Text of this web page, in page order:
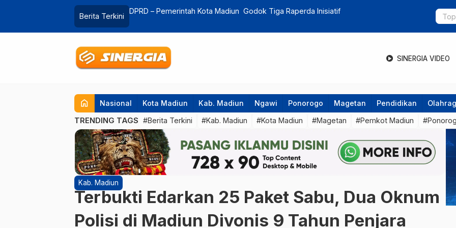
Berita Terkini
DPRD – Pemerintah Kota Madiun Godok Tiga Raperda Inisiatif Pemkab
SINERGIA VIDEO
home Nasional Kota Madiun Kab. Madiun Ngawi Ponorogo Magetan Pendidikan
TRENDING TAGS #Berita Terkini #Kab. Madiun #Kota Madiun #Magetan #Pemkot Madiun
Kab. Madiun
Terbukti Edarkan 25 Paket Sabu, Dua Oknum
Polisi di Madiun Divonis 9 Tahun Penjara